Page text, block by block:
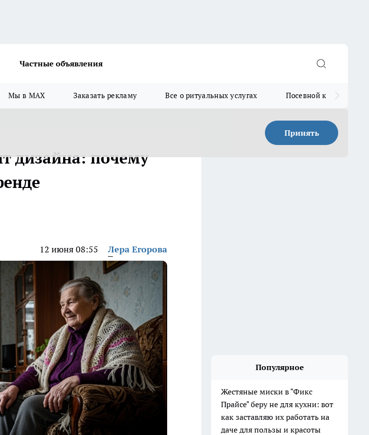
Частные объявления
Мы в MAX Заказать рекламу Все о ритуальных услугах Посевной календарь
Принять
дизайна: почему
12 июня 08:55 Лера Егорова
Популярное
Жестяные миски в "Фикс
Прайсе" беру не для кухни: вот
как заставляю их работать на
даче для пользы и красоты